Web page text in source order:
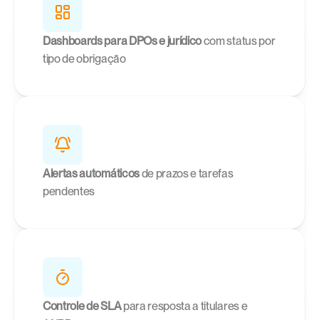
Dashboards para DPOs e jurídico com status por
tipo de obrigação
Alertas automáticos de prazos e tarefas
pendentes
Controle de SLA para resposta a titulares e